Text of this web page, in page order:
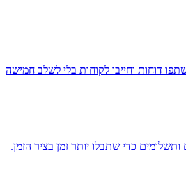
דוחות וחייבו לקוחות בלי לשלב חמישה
ותשלומים כדי שתבלו יותר זמן בציר הזמן.